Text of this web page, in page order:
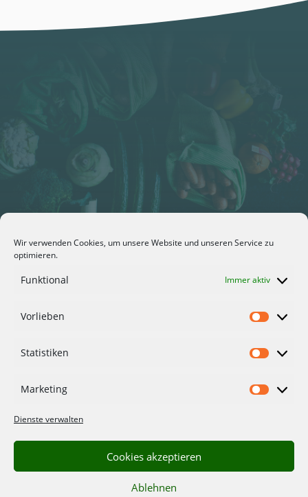
Wir verwenden Cookies, um unsere Website und unseren Service zu
optimieren.
Funktional Immer aktiv
Vorlieben
Statistiken
Marketing
Dienste verwalten
Cookies akzeptieren
Ablehnen
Newsletter